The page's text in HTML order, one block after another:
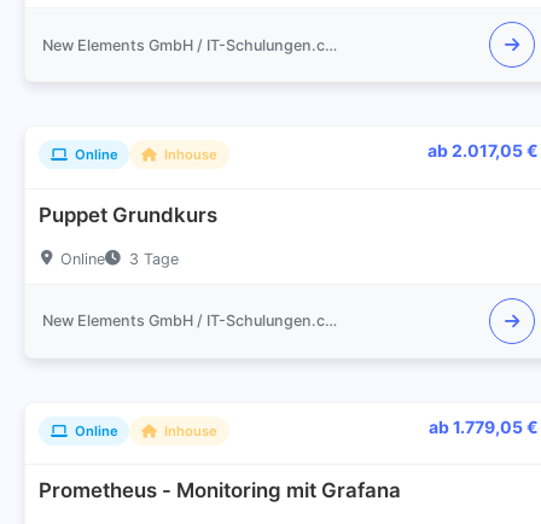
New Elements GmbH / IT-Schulungen.com
Online Inhouse ab 2.017,05 €
Puppet Grundkurs
Online 3 Tage
New Elements GmbH / IT-Schulungen.com
Online Inhouse ab 1.779,05 €
Prometheus - Monitoring mit Grafana